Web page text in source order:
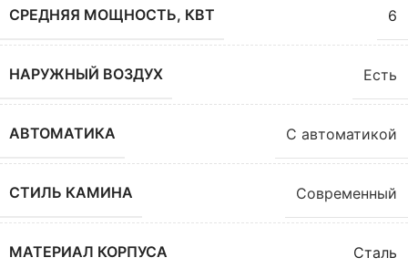
СРЕДНЯЯ МОЩНОСТЬ, КВТ 6
НАРУЖНЫЙ ВОЗДУХ Есть
АВТОМАТИКА С автоматикой
СТИЛЬ КАМИНА Современный
МАТЕРИАЛ КОРПУСА Сталь